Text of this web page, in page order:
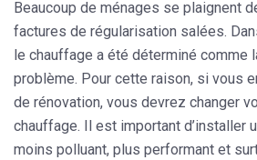
Beaucoup de ménages se plaignent
factures de régularisation salées.
le chauffage a été déterminé comme
problème. Pour cette raison, si vous
de rénovation, vous devrez changer
chauffage. Il est important d’installer
moins polluant, plus performant et